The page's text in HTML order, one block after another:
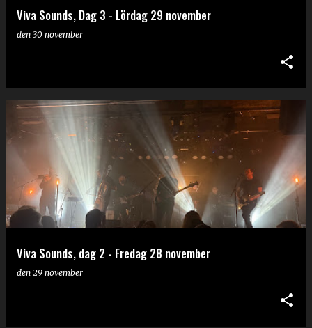
Viva Sounds, Dag 3 - Lördag 29 november
den 30 november
Viva Sounds, dag 2 - Fredag 28 november
den 29 november